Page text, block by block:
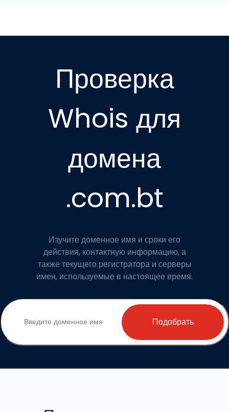
Проверка
Whois для
домена
.com.bt
Изучите доменное имя и сроки его
действия, контактную информацию, а
также текущего регистратора и серверы
имен, используемые в настоящее время.
Подобрать